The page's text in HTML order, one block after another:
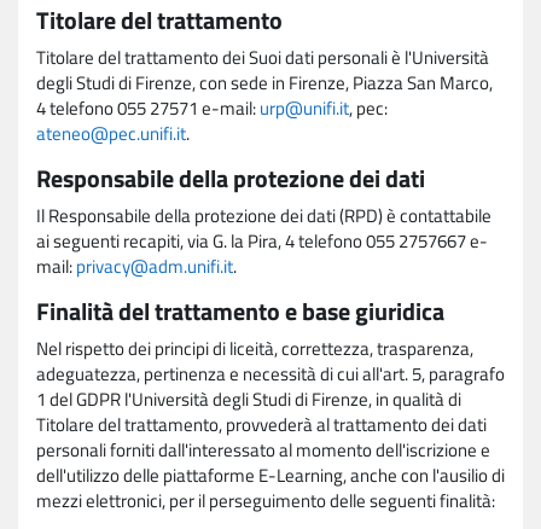
Titolare del trattamento
Titolare del trattamento dei Suoi dati personali è l'Università
degli Studi di Firenze, con sede in Firenze, Piazza San Marco,
4 telefono 055 27571 e-mail:urp@unifi.it, pec:
ateneo@pec.unifi.it.
Responsabile della protezione dei dati
Il Responsabile della protezione dei dati (RPD) è contattabile
ai seguenti recapiti, via G. la Pira, 4 telefono 055 2757667 e-
mail:privacy@adm.unifi.it.
Finalità del trattamento e base giuridica
Nel rispetto dei principi di liceità, correttezza, trasparenza,
adeguatezza, pertinenza e necessità di cui all'art. 5, paragrafo
1 del GDPR l'Università degli Studi di Firenze, in qualità di
Titolare del trattamento, provvederà al trattamento dei dati
personali forniti dall'interessato al momento dell'iscrizione e
dell'utilizzo delle piattaforme E-Learning, anche con l'ausilio di
mezzi elettronici, per il perseguimento delle seguenti finalità: